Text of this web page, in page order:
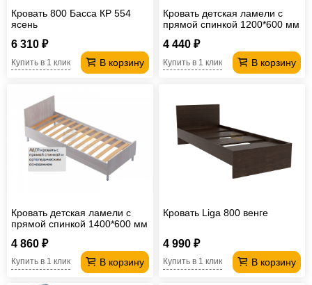
Кровать 800 Басса КР 554
ясень
6 310 ₽
В корзину
Купить в 1 клик
Кровать детская ламели с
прямой спинкой 1200*600 мм
4 440 ₽
В корзину
Купить в 1 клик
Кровать детская ламели с
прямой спинкой 1400*600 мм
4 860 ₽
В корзину
Купить в 1 клик
Кровать Liga 800 венге
4 990 ₽
В корзину
Купить в 1 клик